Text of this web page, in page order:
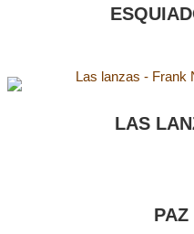
LAS
PAZ